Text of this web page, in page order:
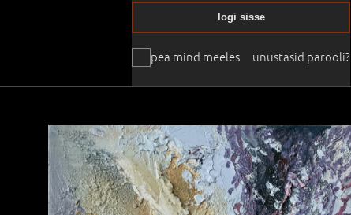
pea mind meeles
logi sisse
unustasid parooli?